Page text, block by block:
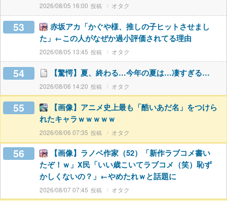
2026/08/05 16:00 オタク
53
赤坂アカ「かぐや様、推しの子ヒットさせまし
た」←この人がなぜか過小評価されてる理由
2026/08/05 13:45 オタク
54 【驚愕】夏、終わる…今年の夏は…凄すぎる…
2026/08/06 14:20 オタク
55
【画像】アニメ史上最も「酷いあだ名」をつけら
れたキャラｗｗｗｗｗ
2026/08/06 07:35 オタク
56
【画像】ラノベ作家（52）「新作ラブコメ書い
たぞ！ｗ」X民「いい歳こいてラブコメ（笑）恥ず
かしくないの？」←やめたれｗと話題に
2026/08/07 07:45 オタク